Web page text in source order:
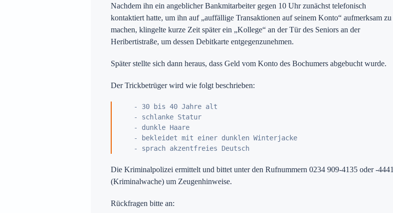
Nachdem ihn ein angeblicher Bankmitarbeiter gegen 10 Uhr zunächst telefonisch
kontaktiert hatte, um ihn auf „auffällige Transaktionen auf seinem Konto“ aufmerksam zu
machen, klingelte kurze Zeit später ein „Kollege“ an der Tür des Seniors an der
Heribertistraße, um dessen Debitkarte entgegenzunehmen.
Später stellte sich dann heraus, dass Geld vom Konto des Bochumers abgebucht wurde.
Der Trickbetrüger wird wie folgt beschrieben:
   - 30 bis 40 Jahre alt
   - schlanke Statur
   - dunkle Haare
   - bekleidet mit einer dunklen Winterjacke
   - sprach akzentfreies Deutsch
Die Kriminalpolizei ermittelt und bittet unter den Rufnummern 0234 909-4135 oder -4441
(Kriminalwache) um Zeugenhinweise.
Rückfragen bitte an: